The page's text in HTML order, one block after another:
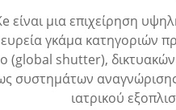
είναι μια επιχείρηση
γκάμα κατηγοριών
(global shutter),
συστημάτων
ιατρικού